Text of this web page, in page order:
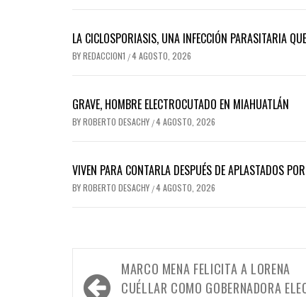
LA CICLOSPORIASIS, UNA INFECCIÓN PARASITARIA
BYREDACCION1 /4 AGOSTO, 2026
GRAVE, HOMBRE ELECTROCUTADO EN MIAHUATLÁN
BYROBERTO DESACHY /4 AGOSTO, 2026
VIVEN PARA CONTARLA DESPUÉS DE APLASTADOS
BYROBERTO DESACHY /4 AGOSTO, 2026
Navegación
de
MARCO MENA FELICITA A LORENA
CUÉLLAR COMO GOBERNADORA